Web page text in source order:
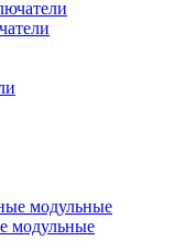
модульные